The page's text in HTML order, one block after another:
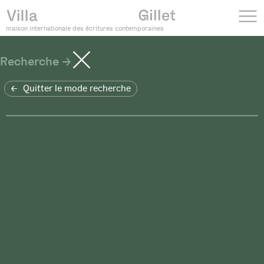
maison internationale des écritures contemporaines
Recherche
Quitter le mode recherche